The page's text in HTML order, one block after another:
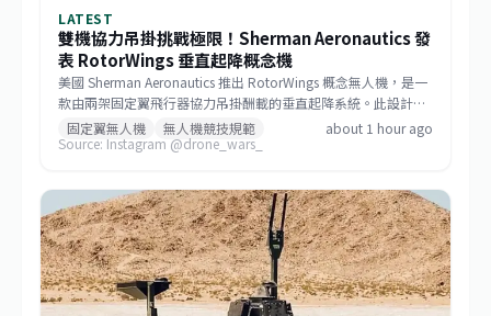
LATEST
雙機協力吊掛挑戰極限！Sherman Aeronautics 發
表 RotorWings 垂直起降概念機
美國 Sherman Aeronautics 推出 RotorWings 概念無人機，是一
款由兩架固定翼飛行器協力吊掛酬載的垂直起降系統。此設計正
角逐 DARPA 的「Lift Challenge」，該競賽要求參賽機種在空機
重量不超過 25 公斤的條件下，達成至少 50 公斤的酬載能力，實
固定翼無人機 無人機競技規範
about 1 hour ago
Source: Instagram @drone_wars_